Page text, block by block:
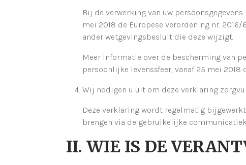
Bij de verwerking van uw
mei 2018 de Europese verordening nr.
ander wetgevingsbesluit die deze wijzigt.
Meer informatie over de bescherming van
persoonlijke levenssfeer, vanaf 25 mei 2018
Wij nodigen u uit om deze verklaring
Deze verklaring wordt regelmatig
brengen via de gebruikelijke
II. WIE IS DE